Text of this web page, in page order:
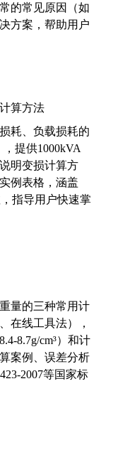
的常见原因（如
方案，帮助用户
算方法
耗、负载损耗的
，提供1000kVA
明变损计算方
例表格，涵盖
指导用户快速掌
量的三种常用计
在线工具法），
8.7g/cm³）和计
案例、误差分析
2007等国家标